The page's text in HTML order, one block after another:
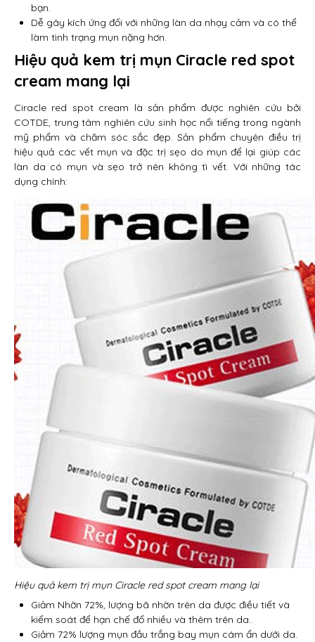
bạn.
Dễ gây kích ứng đối với những làn da nhạy cảm và có thể
làm tình trạng mụn nặng hơn.
Hiệu quả kem trị mụn Ciracle red spot
cream mang lại
Ciracle red spot cream là sản phẩm được nghiên cứu bởi
COTDE, trung tâm nghiên cứu sinh học nổi tiếng trong ngành
mỹ phẩm và chăm sóc sắc đẹp. Sản phẩm chuyên điều trị
hiệu quả các vết mụn và đặc trị sẹo do mụn để lại giúp các
làn da có mụn và sẹo trở nên không tì vết. Với những tác
dụng chính:
Hiệu quả kem trị mụn Ciracle red spot cream mang lại
Giảm Nhờn 72%, lượng bã nhờn trên da được điều tiết và
kiểm soát để hạn chế đổ nhiều và thêm trên da..
Giảm 72% lượng mụn đầu trắng bay mụn cám ẩn dưới da.